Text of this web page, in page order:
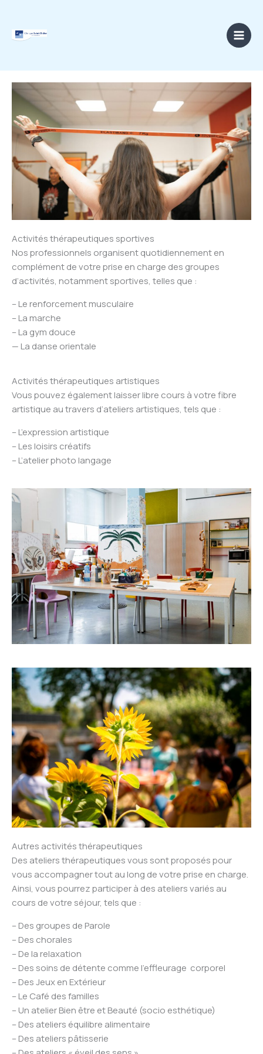
contenu
Activités thérapeutiques sportives
Nos professionnels organisent quotidiennement en
complément de votre prise en charge des groupes
d’activités, notamment sportives, telles que :
– Le renforcement musculaire
– La marche
– La gym douce
— La danse orientale
Activités thérapeutiques artistiques
Vous pouvez également laisser libre cours à votre fibre
artistique au travers d’ateliers artistiques, tels que :
– L’expression artistique
– Les loisirs créatifs
– L’atelier photo langage
Autres activités thérapeutiques
Des ateliers thérapeutiques vous sont proposés pour
vous accompagner tout au long de votre prise en charge.
Ainsi, vous pourrez participer à des ateliers variés au
cours de votre séjour, tels que :
– Des groupes de Parole
– Des chorales
– De la relaxation
– Des soins de détente comme l’effleurage corporel
– Des Jeux en Extérieur
– Le Café des familles
– Un atelier Bien être et Beauté (socio esthétique)
– Des ateliers équilibre alimentaire
– Des ateliers pâtisserie